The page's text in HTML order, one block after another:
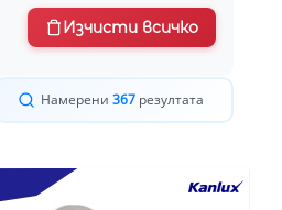
Изчисти всичко
Намерени 367 резултата